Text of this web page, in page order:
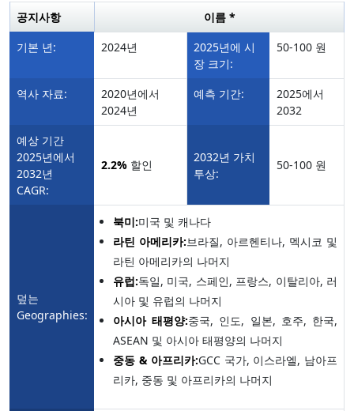
공지사항
이름 *
기본 년:
2024년
2025년에 시
장 크기:
50-100 원
역사 자료:
2020년에서
2024년
예측 기간:
2025에서
2032
예상 기간
2025년에서
2032년
CAGR:
2.2% 할인
2032년 가치
투상:
50-100 원
덮는
Geographies:
북미:미국 및 캐나다
라틴 아메리카:브라질, 아르헨티나, 멕시코 및
라틴 아메리카의 나머지
유럽:독일, 미국, 스페인, 프랑스, 이탈리아, 러
시아 및 유럽의 나머지
아시아 태평양:중국, 인도, 일본, 호주, 한국,
ASEAN 및 아시아 태평양의 나머지
중동 & 아프리카:GCC 국가, 이스라엘, 남아프
리카, 중동 및 아프리카의 나머지